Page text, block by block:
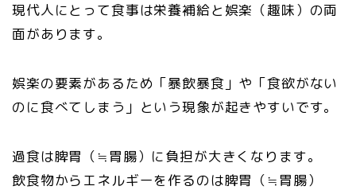
現代人にとって食事は栄養補給と娯楽（趣味）の両
面があります。
娯楽の要素があるため「暴飲暴食」や「食欲がない
のに食べてしまう」という現象が起きやすいです。
過食は脾胃（≒胃腸）に負担が大きくなります。
飲食物からエネルギーを作るのは脾胃（≒胃腸）